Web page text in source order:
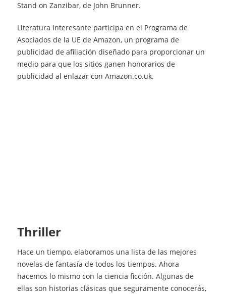
Stand on Zanzibar, de John Brunner.
Literatura Interesante participa en el Programa de
Asociados de la UE de Amazon, un programa de
publicidad de afiliación diseñado para proporcionar un
medio para que los sitios ganen honorarios de
publicidad al enlazar con Amazon.co.uk.
Thriller
Hace un tiempo, elaboramos una lista de las mejores
novelas de fantasía de todos los tiempos. Ahora
hacemos lo mismo con la ciencia ficción. Algunas de
ellas son historias clásicas que seguramente conocerás,